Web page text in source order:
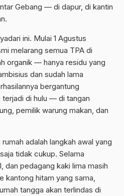
Gebang — di dapur, di kantin
ini. Mulai 1 Agustus
melarang semua TPA di
organik — hanya residu yang
dan sudah lama
bergantung
di hulu — di tangan
pemilik warung makan, dan
adalah langkah awal yang
tidak cukup. Selama
dan pedagang kaki lima masih
kantong hitam yang sama,
tangga akan terlindas di